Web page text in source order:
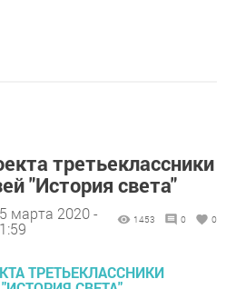
третьеклассники
"История света"
марта 2020 -
1453 0 0